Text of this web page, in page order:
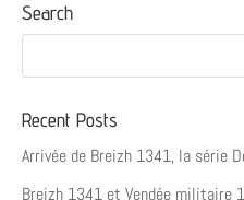
Search
Recent Posts
Arrivée de Breizh 1341, la série
Breizh 1341 et Vendée militaire